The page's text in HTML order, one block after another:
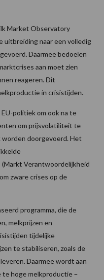
Market Observatory
uitbreiding naar een volledig
Daarmee bedoelen
aan moet zien
reageren. Dit
in crisistijden.
politiek om ook na te
om prijsvolatiliteit te
worden doorgevoerd. Het
(Markt Verantwoordelijkheid
zware crises op de
programma, die de
melkprijzen en
tijdelijke
te stabiliseren, zoals de
Daarmee wordt aan
te hoge melkproductie –